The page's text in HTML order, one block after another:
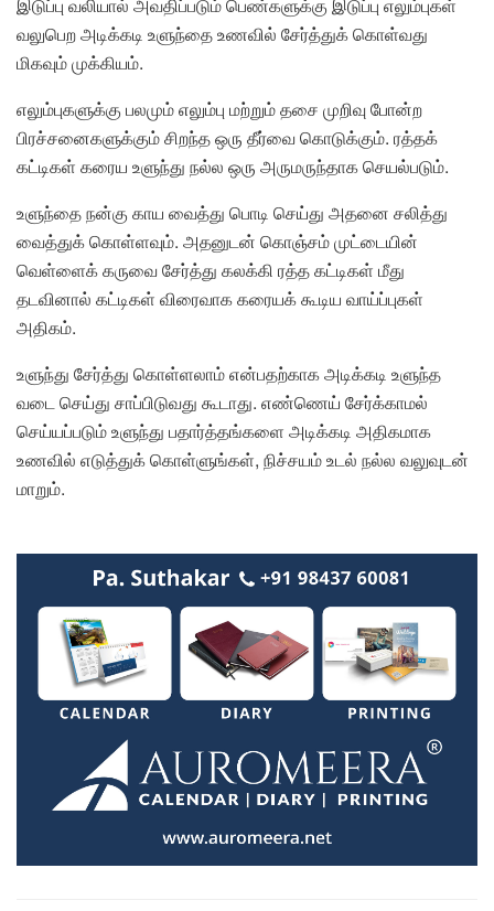
வலுபெற அடிக்கடி உளுந்தை உணவில் சேர்த்துக் கொள்வது
மிகவும் முக்கியம்.
எலும்புகளுக்கு பலமும் எலும்பு மற்றும் தசை முறிவு போன்ற
பிரச்சனைகளுக்கும் சிறந்த ஒரு தீர்வை கொடுக்கும். ரத்தக்
கட்டிகள் கரைய உளுந்து நல்ல ஒரு அருமருந்தாக செயல்படும்.
உளுந்தை நன்கு காய வைத்து பொடி செய்து அதனை சலித்து
வைத்துக் கொள்ளவும். அதனுடன் கொஞ்சம் முட்டையின்
வெள்ளைக் கருவை சேர்த்து கலக்கி ரத்த கட்டிகள் மீது
தடவினால் கட்டிகள் விரைவாக கரையக் கூடிய வாய்ப்புகள்
அதிகம்.
உளுந்து சேர்த்து கொள்ளலாம் என்பதற்காக அடிக்கடி உளுந்த
வடை செய்து சாப்பிடுவது கூடாது. எண்ணெய் சேர்க்காமல்
செய்யப்படும் உளுந்து பதார்த்தங்களை அடிக்கடி அதிகமாக
உணவில் எடுத்துக் கொள்ளுங்கள், நிச்சயம் உடல் நல்ல வலுவுடன்
மாறும்.